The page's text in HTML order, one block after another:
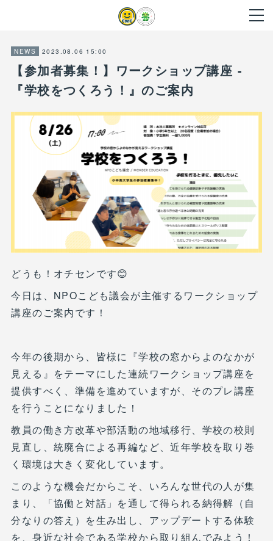
NEWS 2023.08.06 15:00
【参加者募集！】ワークショップ講座 -
『学校をつくろう！』のご案内
どうも！オチセンです😊
今日は、NPOこども議会が主催するワークショップ
講座のご案内です！
今年の後期から、皆様に『学校の窓からよのなかが
見える』をテーマにした連続ワークショップ講座を
提供すべく、準備を進めていますが、そのプレ講座
を行うことになりました！
教員の働き方改革や部活動の地域移行、学校の校則
見直し、統廃合による再編など、近年学校を取り巻
く環境は大きく変化しています。
このような機会だからこそ、いろんな世代の人が集
まり、「協働と対話」を通して得られる納得解（自
分なりの答え）を生み出し、アップデートする体験
を、身近な社会である学校から取り組んでみよう！